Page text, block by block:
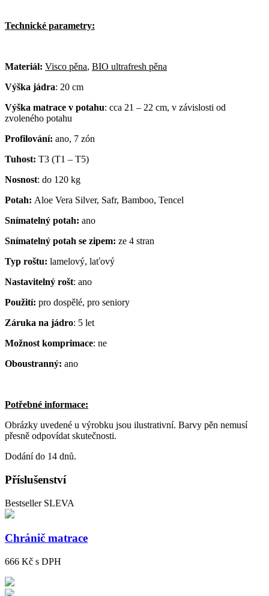
Technické parametry:
Materiál: Visco pěna, BIO ultrafresh pěna
Výška jádra: 20 cm
Výška matrace v potahu: cca 21 – 22 cm, v závislosti od
zvoleného potahu
Profilování: ano, 7 zón
Tuhost: T3 (T1 – T5)
Nosnost: do 120 kg
Potah: Aloe Vera Silver, Safr, Bamboo, Tencel
Snímatelný potah: ano
Snímatelný potah se zipem: ze 4 stran
Typ roštu: lamelový, laťový
Nastavitelný rošt: ano
Použití: pro dospělé, pro seniory
Záruka na jádro: 5 let
Možnost komprimace: ne
Oboustranný: ano
Potřebné informace:
Obrázky uvedené u výrobku jsou ilustrativní. Barvy pěn nemusí
přesně odpovídat skutečnosti.
Dodání do 14 dnů.
Příslušenství
Bestseller SLEVA
Chránič matrace
666 Kč s DPH